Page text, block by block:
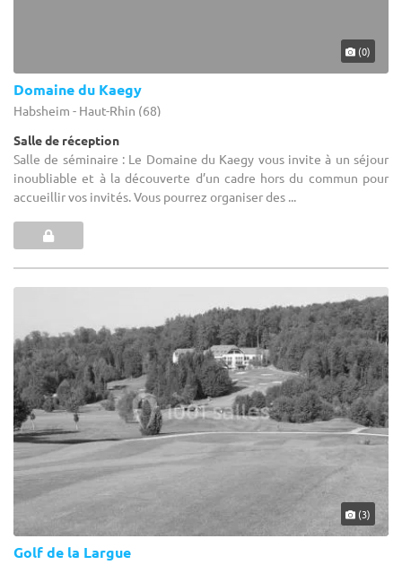
(0)
Domaine du Kaegy
Habsheim - Haut-Rhin (68)
Salle de réception
Salle de séminaire : Le Domaine du Kaegy vous invite à un séjour
inoubliable et à la découverte d’un cadre hors du commun pour
accueillir vos invités. Vous pourrez organiser des ...
(3)
Golf de la Largue